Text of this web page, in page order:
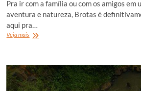
Pra ir com a família ou com os amigos em
aventura e natureza, Brotas é
aqui pra…
Veja maisO
Brotas,
SP,
Brasil